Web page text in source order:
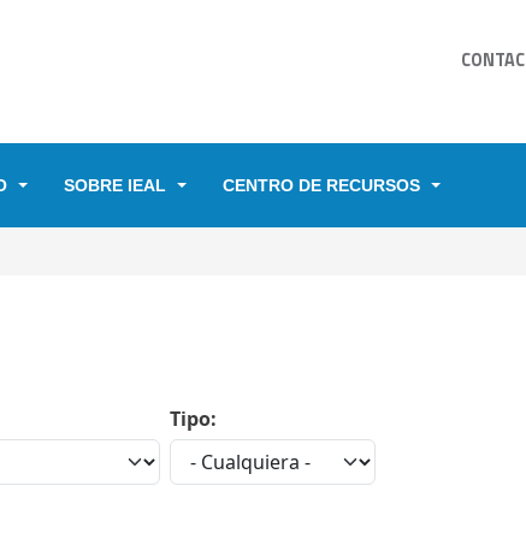
SOBRE IEAL CENTRO DE RECURSOS
A LA NAVEGACIÓN
Tipo: